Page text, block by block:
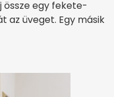
egy fekete-
az üveget. Egy másik